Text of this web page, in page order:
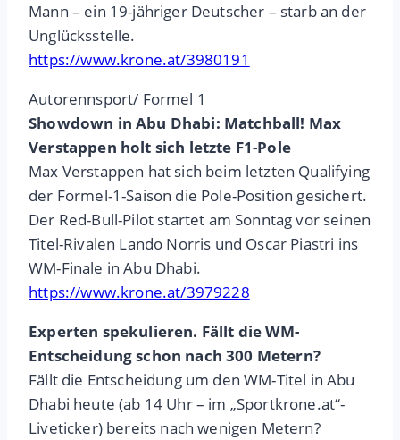
Mann – ein 19-jähriger Deutscher – starb an der
Unglücksstelle.
https://www.krone.at/3980191
Autorennsport/ Formel 1
Showdown in Abu Dhabi: Matchball! Max
Verstappen holt sich letzte F1-Pole
Max Verstappen hat sich beim letzten Qualifying
der Formel-1-Saison die Pole-Position gesichert.
Der Red-Bull-Pilot startet am Sonntag vor seinen
Titel-Rivalen Lando Norris und Oscar Piastri ins
WM-Finale in Abu Dhabi.
https://www.krone.at/3979228
Experten spekulieren. Fällt die WM-
Entscheidung schon nach 300 Metern?
Fällt die Entscheidung um den WM-Titel in Abu
Dhabi heute (ab 14 Uhr – im „Sportkrone.at“-
Liveticker) bereits nach wenigen Metern?